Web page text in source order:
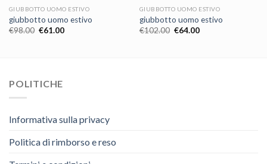
GIUBBOTTO UOMO ESTIVO
giubbotto uomo estivo
€98.00 €61.00
GIUBBOTTO UOMO ESTIVO
giubbotto uomo estivo
€102.00 €64.00
POLITICHE
Informativa sulla privacy
Politica di rimborso e reso